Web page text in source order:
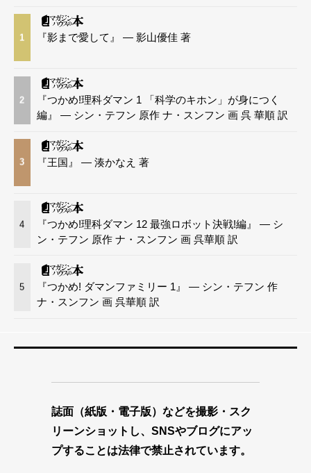
1 『影まで愛して』 — 影山優佳 著
2
『つかめ!理科ダマン 1 「科学のキホン」が身につく
編』 — シン・テフン 原作 ナ・スンフン 画 呉 華順 訳
3 『王国』 — 湊かなえ 著
4
『つかめ!理科ダマン 12 最強ロボット決戦!編』 — シ
ン・テフン 原作 ナ・スンフン 画 呉華順 訳
5
『つかめ! ダマンファミリー 1』 — シン・テフン 作
ナ・スンフン 画 呉華順 訳
誌面（紙版・電子版）などを撮影・スク
リーンショットし、SNSやブログにアッ
プすることは法律で禁止されています。